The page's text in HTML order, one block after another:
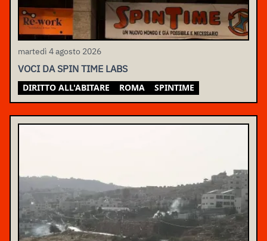
martedì 4 agosto 2026
VOCI DA SPIN TIME LABS
DIRITTO ALL'ABITARE ROMA SPINTIME